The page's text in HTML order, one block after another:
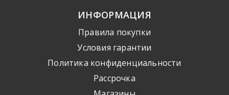
ИНФОРМАЦИЯ
Правила покупки
Условия гарантии
Политика конфиденциальности
Рассрочка